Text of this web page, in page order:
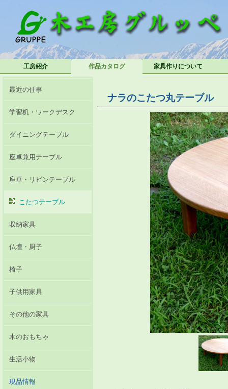
工房紹介 作品カタログ 家具作りについて
ナラのこたつ丸テーブル
最近の仕事
学習机・ワークデスク
ダイニングテーブル
座卓兼用テーブル
座卓・リビンテーブル
こたつテーブル
収納家具
仏壇・厨子
椅子
子供用家具
その他の家具
木のおもちゃ
生活小物
現品情報